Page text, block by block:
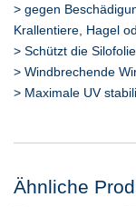
> gegen
Krallentiere, Hagel
> Schützt die
> Windbrechende
> Maximale UV
Ähnliche